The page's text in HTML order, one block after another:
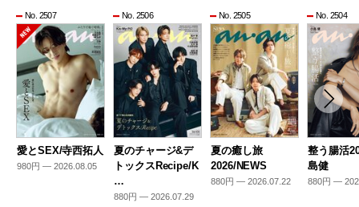
No. 2507
愛とSEX/寺西拓人
980円 — 2026.08.05
No. 2506
夏のチャージ&デ
トックスRecipe/K
…
880円 — 2026.07.29
No. 2505
夏の癒し旅
2026/NEWS
880円 — 2026.07.22
No. 2504
整う腸活
島健
880円 —